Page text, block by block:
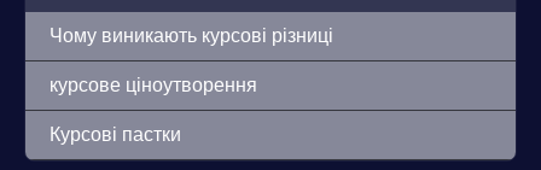
Чому виникають курсові різниці
курсове ціноутворення
Курсові пастки